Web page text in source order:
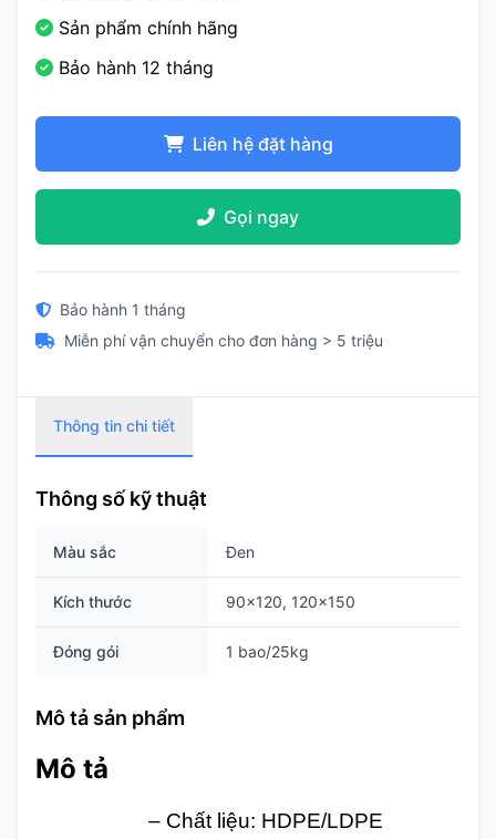
Sản phẩm chính hãng
Bảo hành 12 tháng
Liên hệ đặt hàng
Gọi ngay
Bảo hành 1 tháng
Miễn phí vận chuyển cho đơn hàng > 5 triệu
Thông tin chi tiết
Thông số kỹ thuật
Màu sắc Đen
Kích thước 90×120, 120×150
Đóng gói 1 bao/25kg
Mô tả sản phẩm
Mô tả
– Chất liệu: HDPE/LDPE